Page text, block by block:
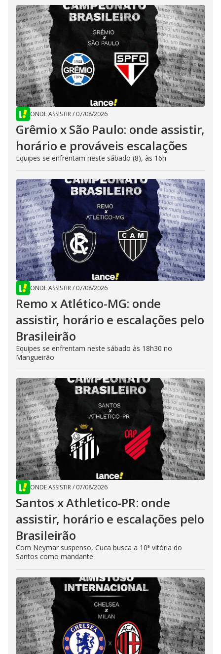
ONDE ASSISTIR/ 07/08/2026
Grêmio x São Paulo: onde assistir,
horário e prováveis escalações
Equipes se enfrentam neste sábado (8), às 16h
ONDE ASSISTIR/ 07/08/2026
Remo x Atlético-MG: onde
assistir, horário e escalações pelo
Brasileirão
Equipes se enfrentam neste sábado às 18h30 no
Mangueirão
ONDE ASSISTIR/ 07/08/2026
Santos x Athletico-PR: onde
assistir, horário e escalações pelo
Brasileirão
Com Neymar suspenso, Cuca busca a 10ª vitória do
Santos como mandante